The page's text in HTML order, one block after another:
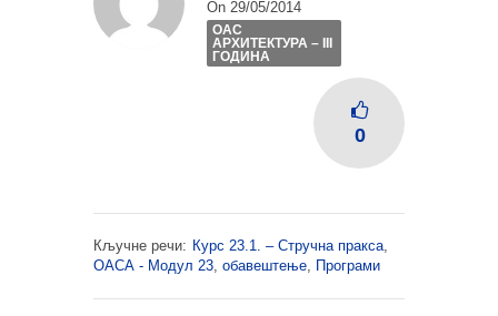
On 29/05/2014
ОАС
АРХИТЕКТУРА – III
ГОДИНА
0
Кључне речи: Курс 23.1. – Стручна пракса,
ОАСА - Модул 23, обавештење, Програми